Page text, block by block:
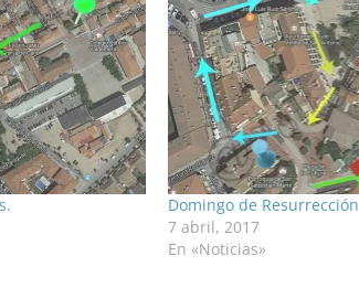
Domingo de Resurrección
7 abril, 2017
En «Noticias»